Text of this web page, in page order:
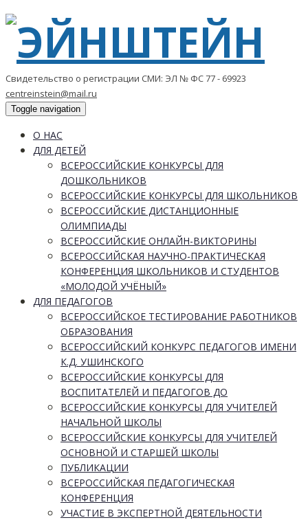
Свидетельство о регистрации СМИ: ЭЛ № ФС 77 - 69923
centreinstein@mail.ru
Toggle navigation
О НАС
ДЛЯ ДЕТЕЙ
ВСЕРОССИЙСКИЕ КОНКУРСЫ ДЛЯ
ДОШКОЛЬНИКОВ
ВСЕРОССИЙСКИЕ КОНКУРСЫ ДЛЯ ШКОЛЬНИКОВ
ВСЕРОССИЙСКИЕ ДИСТАНЦИОННЫЕ
ОЛИМПИАДЫ
ВСЕРОССИЙСКИЕ ОНЛАЙН-ВИКТОРИНЫ
ВСЕРОССИЙСКАЯ НАУЧНО-ПРАКТИЧЕСКАЯ
КОНФЕРЕНЦИЯ ШКОЛЬНИКОВ И СТУДЕНТОВ
«МОЛОДОЙ УЧЁНЫЙ»
ДЛЯ ПЕДАГОГОВ
ВСЕРОССИЙСКОЕ ТЕСТИРОВАНИЕ РАБОТНИКОВ
ОБРАЗОВАНИЯ
ВСЕРОССИЙСКИЙ КОНКУРС ПЕДАГОГОВ ИМЕНИ
К.Д. УШИНСКОГО
ВСЕРОССИЙСКИЕ КОНКУРСЫ ДЛЯ
ВОСПИТАТЕЛЕЙ И ПЕДАГОГОВ ДО
ВСЕРОССИЙСКИЕ КОНКУРСЫ ДЛЯ УЧИТЕЛЕЙ
НАЧАЛЬНОЙ ШКОЛЫ
ВСЕРОССИЙСКИЕ КОНКУРСЫ ДЛЯ УЧИТЕЛЕЙ
ОСНОВНОЙ И СТАРШЕЙ ШКОЛЫ
ПУБЛИКАЦИИ
ВСЕРОССИЙСКАЯ ПЕДАГОГИЧЕСКАЯ
КОНФЕРЕНЦИЯ
УЧАСТИЕ В ЭКСПЕРТНОЙ ДЕЯТЕЛЬНОСТИ